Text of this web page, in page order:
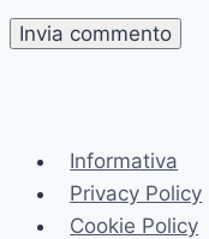
Informativa
Privacy Policy
Cookie Policy